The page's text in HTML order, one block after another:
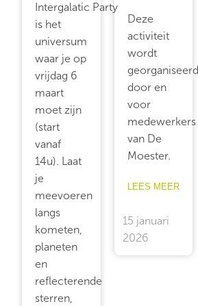
Intergalatic Party
is het
universum
waar je op
vrijdag 6
maart
moet zijn
(start
vanaf
14u). Laat
je
meevoeren
langs
kometen,
planeten
en
reflecterende
sterren,
Deze
activiteit
wordt
georganiseerd
door en
voor
medewerkers
van De
Moester.
LEES MEER
15 januari
2026